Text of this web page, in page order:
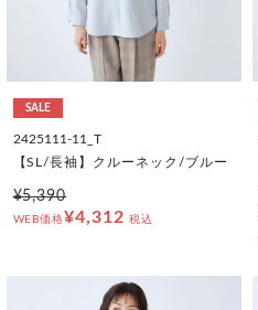
SALE
2425111-11_T
【SL/長袖】クルーネック/ブルー
¥5,390
WEB価格¥4,312 税込